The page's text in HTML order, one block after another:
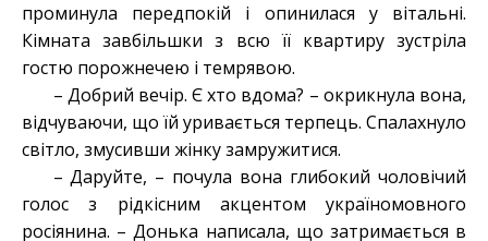
проминула передпокій і опинилася у вітальні.
Кімната завбільшки з всю її квартиру зустріла
гостю порожнечею і темрявою.
– Добрий вечір. Є хто вдома? – окрикнула вона,
відчуваючи, що їй уривається терпець. Спалахнуло
світло, змусивши жінку замружитися.
– Даруйте, – почула вона глибокий чоловічий
голос з рідкісним акцентом україномовного
росіянина. – Донька написала, що затримається в